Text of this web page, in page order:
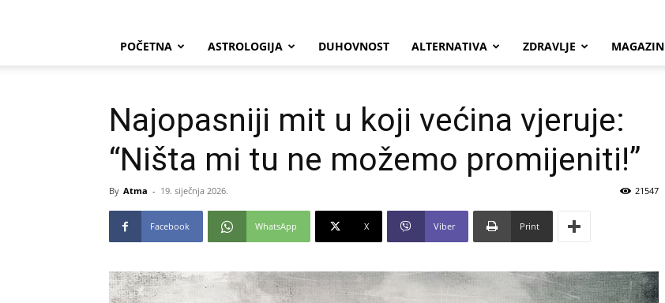
POČETNA ASTROLOGIJA DUHOVNOST ALTERNATIVA ZDRAVLJE MAGAZIN
Najopasniji mit u koji većina vjeruje:
“Ništa mi tu ne možemo promijeniti!”
By Atma - 19. siječnja 2026. 21547
Facebook WhatsApp X Viber Print